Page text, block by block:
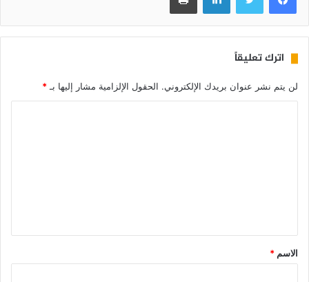
اترك تعليقاً
لن يتم نشر عنوان بريدك الإلكتروني. الحقول الإلزامية مشار إليها بـ *
الاسم *